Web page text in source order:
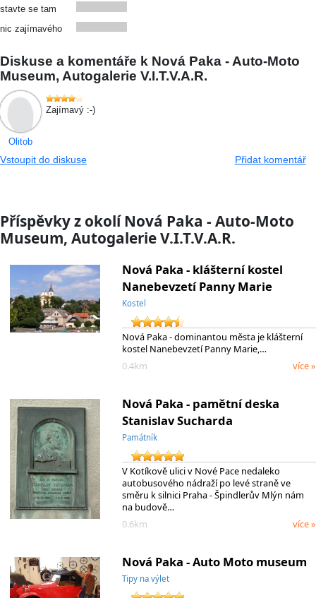
stavte se tam
nic zajímavého
Diskuse a komentáře k Nová Paka - Auto-Moto
Museum, Autogalerie V.I.T.V.A.R.
Olitob
Zajímavý :-)
Vstoupit do diskuse Přidat komentář
Příspěvky z okolí Nová Paka - Auto-Moto
Museum, Autogalerie V.I.T.V.A.R.
Nová Paka - klášterní kostel
Nanebevzetí Panny Marie
Kostel
Nová Paka - dominantou města je klášterní
kostel Nanebevzetí Panny Marie,…
0.4km
více »
Nová Paka - pamětní deska
Stanislav Sucharda
Památník
V Kotíkově ulici v Nové Pace nedaleko
autobusového nádraží po levé straně ve
směru k silnici Praha - Špindlerův Mlýn nám
na budově…
0.6km
více »
Nová Paka - Auto Moto museum
Tipy na výlet